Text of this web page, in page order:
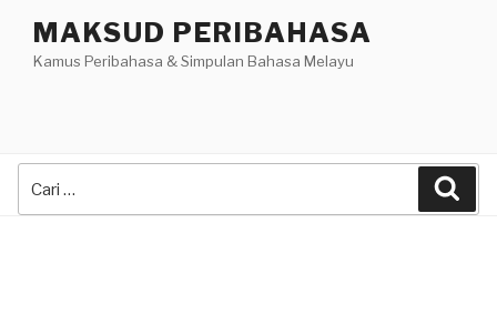
content
MAKSUD PERIBAHASA
Kamus Peribahasa & Simpulan Bahasa Melayu